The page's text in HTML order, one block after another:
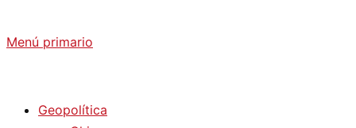
Menú primario
Geopolítica